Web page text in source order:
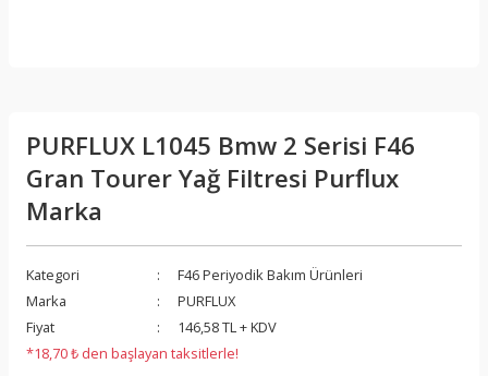
PURFLUX L1045 Bmw 2 Serisi F46
Gran Tourer Yağ Filtresi Purflux
Marka
Kategori
F46 Periyodik Bakım Ürünleri
Marka
PURFLUX
Fiyat
146,58 TL + KDV
*18,70 ₺ den başlayan taksitlerle!